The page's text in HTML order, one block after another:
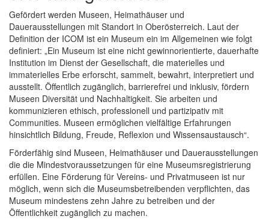
Gefördert werden Museen, Heimathäuser und
Dauerausstellungen mit Standort in Oberösterreich. Laut der
Definition der ICOM ist ein Museum ein im Allgemeinen wie folgt
definiert: „Ein Museum ist eine nicht gewinnorientierte, dauerhafte
Institution im Dienst der Gesellschaft, die materielles und
immaterielles Erbe erforscht, sammelt, bewahrt, interpretiert und
ausstellt. Öffentlich zugänglich, barrierefrei und inklusiv, fördern
Museen Diversität und Nachhaltigkeit. Sie arbeiten und
kommunizieren ethisch, professionell und partizipativ mit
Communities. Museen ermöglichen vielfältige Erfahrungen
hinsichtlich Bildung, Freude, Reflexion und Wissensaustausch“.
Förderfähig sind Museen, Heimathäuser und Dauerausstellungen
die die Mindestvoraussetzungen für eine Museumsregistrierung
erfüllen. Eine Förderung für Vereins- und Privatmuseen ist nur
möglich, wenn sich die Museumsbetreibenden verpflichten, das
Museum mindestens zehn Jahre zu betreiben und der
Öffentlichkeit zugänglich zu machen.